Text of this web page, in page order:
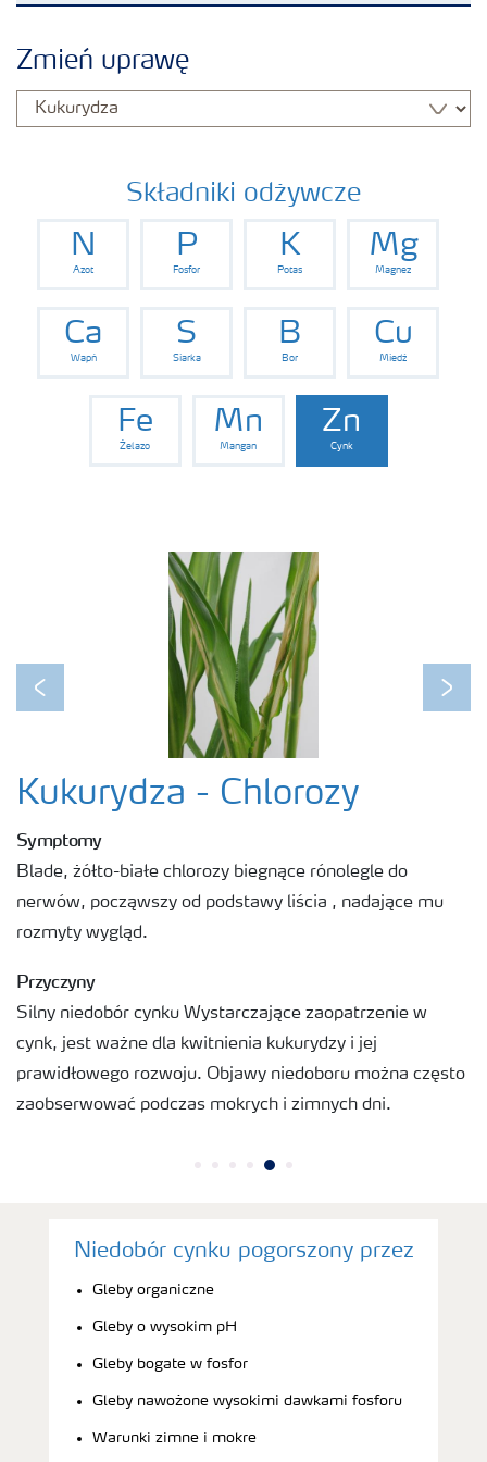
Uprawy
Porady dotyczące wysiewu nawozów
Narzędzia i usługi
Broszury Yara
Zmień uprawę
Składniki odżywcze
N
Azot
P
Fosfor
K
Potas
Mg
Magnez
Ca
Wapń
S
Siarka
B
Bor
Cu
Miedź
Fe
Żelazo
Mn
Mangan
Zn
Cynk
Previous Next
Kukurydza - Chlorozy
Symptomy
Blade, żółto-białe chlorozy biegnące rónolegle do
nerwów, począwszy od podstawy liścia , nadające mu
rozmyty wygląd.
Przyczyny
Silny niedobór cynku Wystarczające zaopatrzenie w
cynk, jest ważne dla kwitnienia kukurydzy i jej
prawidłowego rozwoju. Objawy niedoboru można często
zaobserwować podczas mokrych i zimnych dni.
Niedobór cynku pogorszony przez
Gleby organiczne
Gleby o wysokim pH
Gleby bogate w fosfor
Gleby nawożone wysokimi dawkami fosforu
Warunki zimne i mokre